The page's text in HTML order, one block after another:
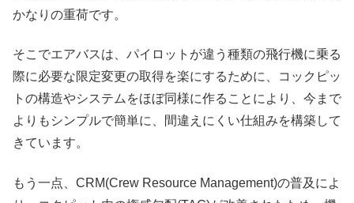
かなりの重荷です。
そこでエアバスは、パイロットが違う種類の飛行機に乗る
際に必要な限定変更の取得を楽にするために、コックピッ
トの構造やシステムをほぼ同様に作ることにより、今まで
よりもシンプルで簡単に、間違えにくい仕組みを構築して
きています。
もう一点、CRM(Crew Resource Management)の普及によ